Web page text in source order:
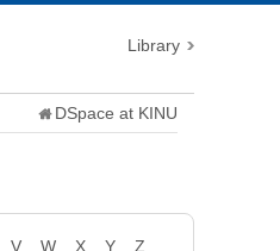
Library
DSpace at KINU
V W X Y
Z